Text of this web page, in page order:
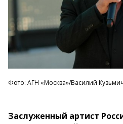
Фото: АГН «Москва»/Василий
Заслуженный артист